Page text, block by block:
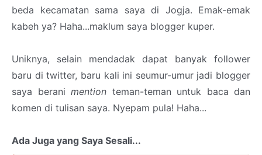
beda kecamatan sama saya di Jogja. Emak-emak
kabeh ya? Haha...maklum saya blogger kuper.
Uniknya, selain mendadak dapat banyak follower
baru di twitter, baru kali ini seumur-umur jadi blogger
saya berani mention teman-teman untuk baca dan
komen di tulisan saya. Nyepam pula! Haha...
Ada Juga yang Saya Sesali...